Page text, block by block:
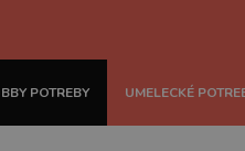
POTREBY UMELECKÉ